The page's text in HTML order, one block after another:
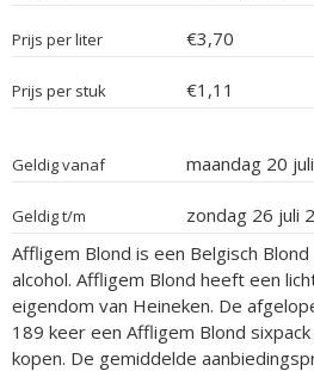
Prijs per liter €3,70
Prijs per stuk €1,11
Geldig vanaf maandag 20
Geldig t/m
zondag 26 juli
Affligem Blond is een Belgisch
alcohol. Affligem Blond heeft een
eigendom van Heineken. De
189 keer een Affligem Blond
kopen. De gemiddelde